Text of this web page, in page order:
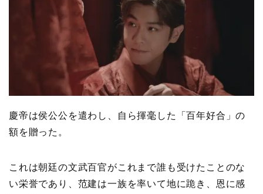
慶帝は侯公公を遣わし、自ら揮毫した「百年好合」の
額を贈った。
これは朝廷の文武百官がこれまで誰も受けたことのな
い栄誉であり、范建は一族を率いて地に跪き、恩に感